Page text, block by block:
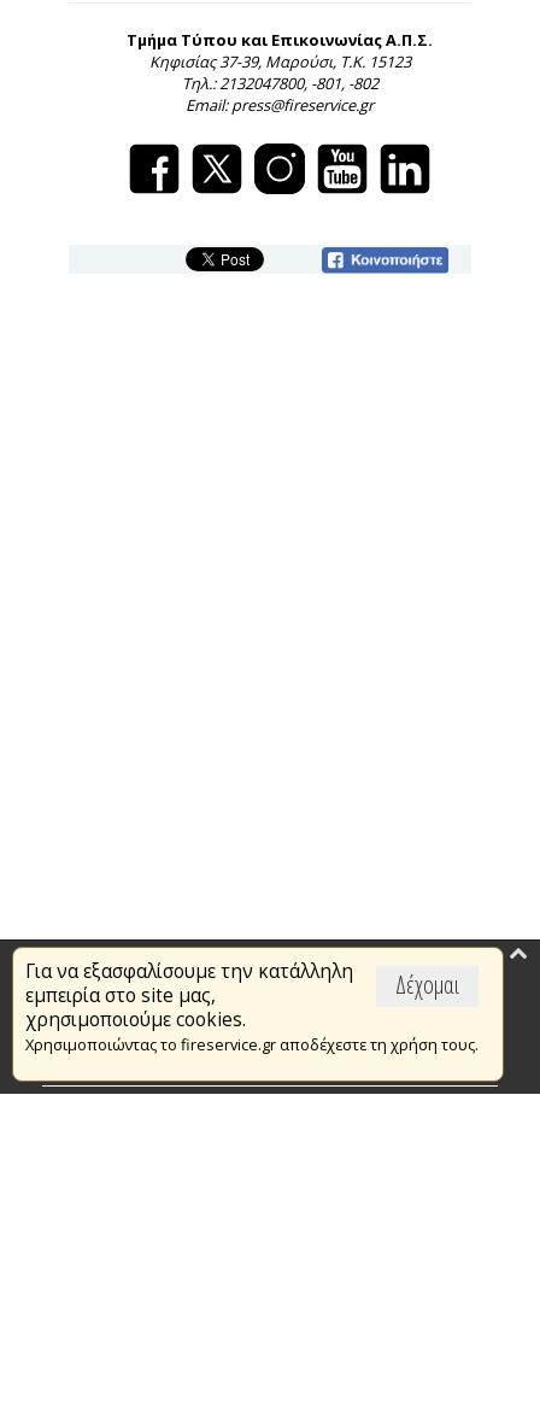
Τμήμα Τύπου και Επικοινωνίας Α.Π.Σ.
Κηφισίας 37-39, Μαρούσι, Τ.Κ. 15123
Τηλ.: 2132047800, -801, -802
Email: press@fireservice.gr
Δέχομαι
Για να εξασφαλίσουμε την κατάλληλη
εμπειρία στο site μας,
χρησιμοποιούμε cookies.
Χρησιμοποιώντας το fireservice.gr αποδέχεστε τη χρήση τους.
Επικαιρότητα
Το Πυροσβεστικό Σώμα